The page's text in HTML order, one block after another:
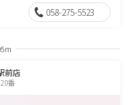
058-275-5523
前店
番